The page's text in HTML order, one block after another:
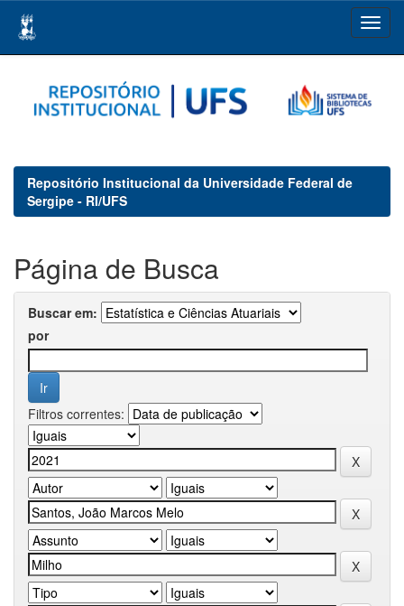
navigation
Repositório Institucional da Universidade Federal de
Sergipe - RI/UFS
Página de Busca
Buscar em:
por
Filtros correntes: